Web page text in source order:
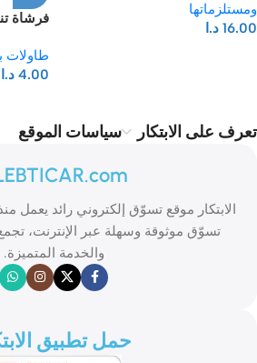
ومستلزماتها
16.00 د.ا
فرشاة
طاولات
4.00 د.ا
تعرف على الابتكار سياسات الموقع
تسوّق موثوقة وسهلة عبر الإنترنت، تجمع
والخدمة المتميزة.
حمل تطبيق